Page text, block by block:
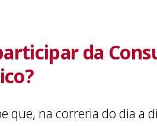
da
que, na correria do dia a